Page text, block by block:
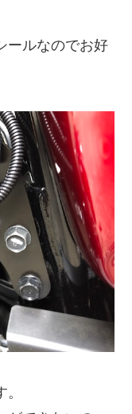
ールなのでお好